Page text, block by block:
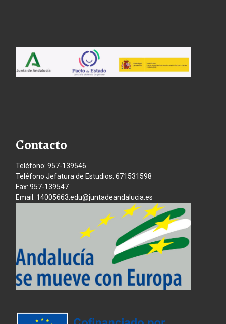
Contacto
Teléfono: 957-139546
Teléfono Jefatura de Estudios: 671531598
Fax: 957-139547
Email: 14005663.edu@juntadeandalucia.es